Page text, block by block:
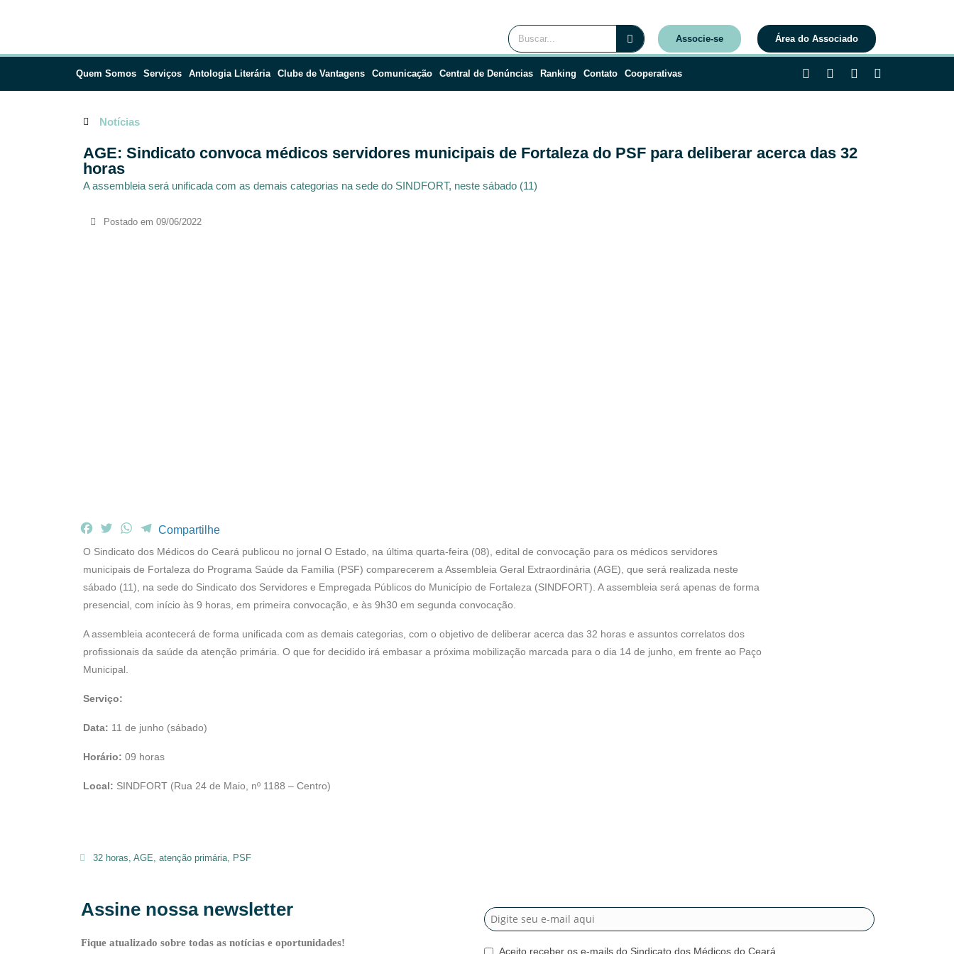
Associe-se Área do Associado
Quem Somos Serviços Antologia Literária Clube de Vantagens Comunicação Central de Denúncias Ranking Contato Cooperativas
Notícias
AGE: Sindicato convoca médicos servidores municipais de Fortaleza do PSF para deliberar acerca das 32
horas
A assembleia será unificada com as demais categorias na sede do SINDFORT, neste sábado (11)
Postado em 09/06/2022
F
c
e
b
o
k
T
i
t
t
e
W
a
t
s
A
p
T
e
g
m
Compartilhe
O Sindicato dos Médicos do Ceará publicou no jornal O Estado, na última quarta-feira (08), edital de convocação para os médicos servidores
municipais de Fortaleza do Programa Saúde da Família (PSF) comparecerem a Assembleia Geral Extraordinária (AGE), que será realizada neste
sábado (11), na sede do Sindicato dos Servidores e Empregada Públicos do Município de Fortaleza (SINDFORT). A assembleia será apenas de forma
presencial, com início às 9 horas, em primeira convocação, e às 9h30 em segunda convocação.
A assembleia acontecerá de forma unificada com as demais categorias, com o objetivo de deliberar acerca das 32 horas e assuntos correlatos dos
profissionais da saúde da atenção primária. O que for decidido irá embasar a próxima mobilização marcada para o dia 14 de junho, em frente ao Paço
Municipal.
Serviço:
Data: 11 de junho (sábado)
Horário: 09 horas
Local: SINDFORT (Rua 24 de Maio, nº 1188 – Centro)
32 horas, AGE, atenção primária, PSF
Assine nossa newsletter
Fique atualizado sobre todas as notícias e oportunidades!
Aceito receber os e-mails do Sindicato dos Médicos do Ceará.